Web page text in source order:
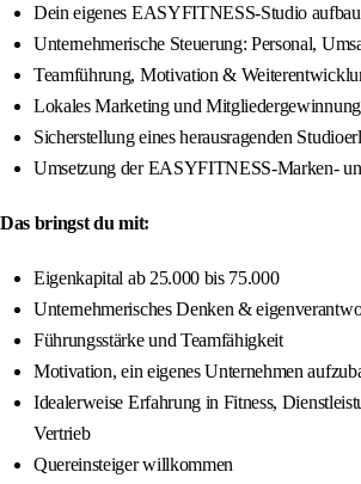
Dein eigenes EASYFITNESS-Studio
Unternehmerische Steuerung: Personal,
Teamführung, Motivation &
Lokales Marketing und Mitgliedergewinnung
Sicherstellung eines herausragenden
Umsetzung der EASYFITNESS-Marken-
Das bringst du mit:
Eigenkapital ab 25.000 bis 75.000
Unternehmerisches Denken &
Führungsstärke und Teamfähigkeit
Motivation, ein eigenes Unternehmen
Idealerweise Erfahrung in Fitness,
Vertrieb
Quereinsteiger willkommen